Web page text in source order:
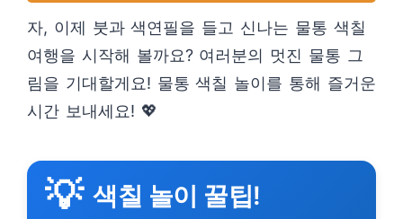
자, 이제 붓과 색연필을 들고 신나는 물통 색칠
여행을 시작해 볼까요? 여러분의 멋진 물통 그
림을 기대할게요! 물통 색칠 놀이를 통해 즐거운
시간 보내세요! 💖
💡 색칠 놀이 꿀팁!